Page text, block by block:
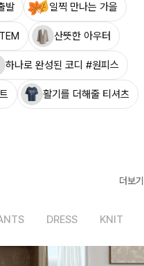
발 일찍 만나는 가을
산뜻한 아우터
하나로 완성된 코디 #원피스
활기를 더해줄 티셔츠
더보기
DRESS KNIT